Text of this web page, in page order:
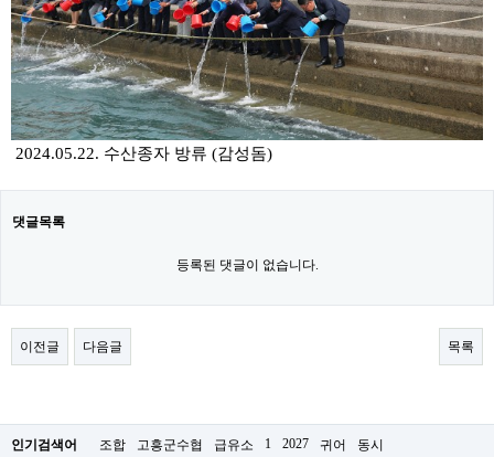
2024.05.22. 수산종자 방류 (감성돔)​
댓글목록
등록된 댓글이 없습니다.
이전글 다음글 목록
인기검색어 조합 고흥군수협 급유소 1 2027 귀어 동시